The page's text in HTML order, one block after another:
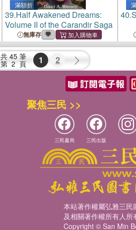
滿額折
39.Half Awakened Dreams:
Volume II of the Carandir Saga
無庫存
40.
共 45 筆
第 2 頁 1 2
聚焦三民 >>
三民書局 三民出版
本站著作權屬弘雅三民
及相關著作權所有人所
Copyright © San Min